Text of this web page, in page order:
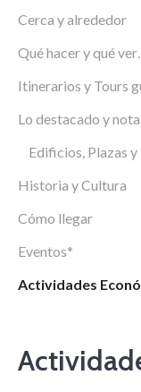
Cerca y alrededor
Qué hacer y qué
Itinerarios y Tours
Lo destacado y
Edificios, Plazas
Historia y Cultura
Cómo llegar
Eventos*
Actividades